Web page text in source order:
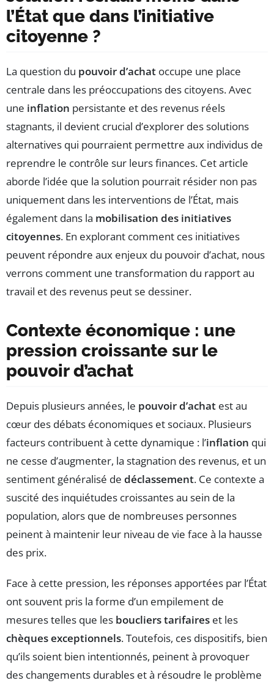
l’État que dans l’initiative
citoyenne ?
La question du pouvoir d’achat occupe une place
centrale dans les préoccupations des citoyens. Avec
une inflation persistante et des revenus réels
stagnants, il devient crucial d’explorer des solutions
alternatives qui pourraient permettre aux individus de
reprendre le contrôle sur leurs finances. Cet article
aborde l’idée que la solution pourrait résider non pas
uniquement dans les interventions de l’État, mais
également dans la mobilisation des initiatives
citoyennes. En explorant comment ces initiatives
peuvent répondre aux enjeux du pouvoir d’achat, nous
verrons comment une transformation du rapport au
travail et des revenus peut se dessiner.
Contexte économique : une
pression croissante sur le
pouvoir d’achat
Depuis plusieurs années, le pouvoir d’achat est au
cœur des débats économiques et sociaux. Plusieurs
facteurs contribuent à cette dynamique : l’inflation qui
ne cesse d’augmenter, la stagnation des revenus, et un
sentiment généralisé de déclassement. Ce contexte a
suscité des inquiétudes croissantes au sein de la
population, alors que de nombreuses personnes
peinent à maintenir leur niveau de vie face à la hausse
des prix.
Face à cette pression, les réponses apportées par l’État
ont souvent pris la forme d’un empilement de
mesures telles que les boucliers tarifaires et les
chèques exceptionnels. Toutefois, ces dispositifs, bien
qu’ils soient bien intentionnés, peinent à provoquer
des changements durables et à résoudre le problème